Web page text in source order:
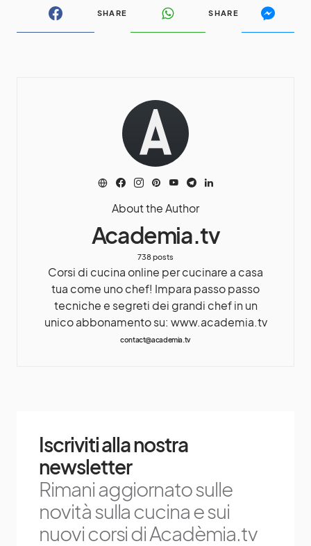
SHARE SHARE
About the Author
Academia.tv
738 posts
Corsi di cucina online per cucinare a casa
tua come uno chef! Impara passo passo
tecniche e segreti dei grandi chef in un
unico abbonamento su: www.academia.tv
contact@academia.tv
Iscriviti alla nostra
newsletter
Rimani aggiornato sulle
novità sulla cucina e sui
nuovi corsi di Acadèmia.tv